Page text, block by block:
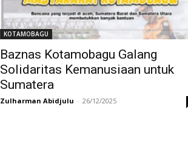
KOTAMOBAGU
Baznas Kotamobagu Galang
Solidaritas Kemanusiaan untuk
Sumatera
Zulharman Abidjulu - 26/12/2025